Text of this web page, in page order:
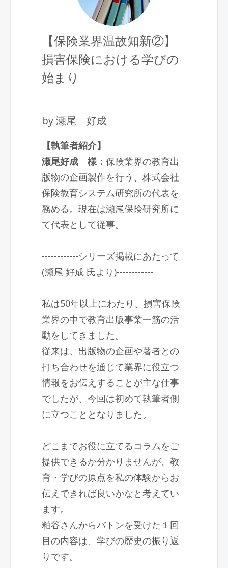
【保険業界温故知新②】
損害保険における学びの
始まり
by 瀬尾 好成
【執筆者紹介】
瀬尾好成 様： 保険業界の教育出
版物の企画製作を行う、株式会社
保険教育システム研究所の代表を
務める。現在は瀬尾保険研究所に
て代表として従事。
------------シリーズ掲載にあたって
(瀬尾 好成 氏より)------------
私は50年以上にわたり、損害保険
業界の中で教育出版事業一筋の活
動をしてきました。
従来は、出版物の企画や著者との
打ち合わせを通じて業界に役立つ
情報をお伝えすることが主な仕事
でしたが、今回は初めて執筆者側
に立つこととなりました。
どこまでお役に立てるコラムをご
提供できるか分かりませんが、教
育・学びの原点を私の体験からお
伝えできれば良いかなと考えてい
ます。
粕谷さんからバトンを受けた１回
目の内容は、学びの歴史の振り返
りです。